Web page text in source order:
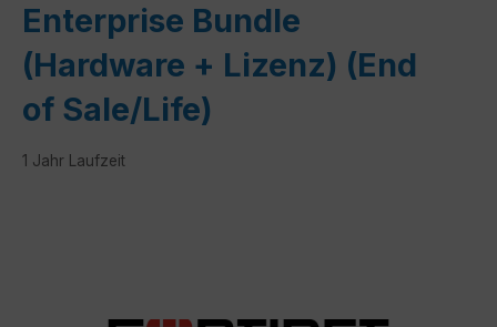
Enterprise Bundle
(Hardware + Lizenz) (End
of Sale/Life)
1 Jahr Laufzeit